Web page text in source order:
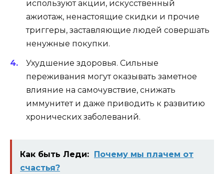
используют акции, искусственный
ажиотаж, ненастоящие скидки и прочие
триггеры, заставляющие людей совершать
ненужные покупки.
Ухудшение здоровья. Сильные
переживания могут оказывать заметное
влияние на самочувствие, снижать
иммунитет и даже приводить к развитию
хронических заболеваний.
Как быть Леди: Почему мы плачем от
счастья?